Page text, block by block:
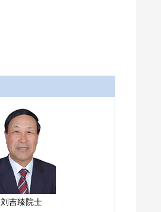
刘吉臻院士